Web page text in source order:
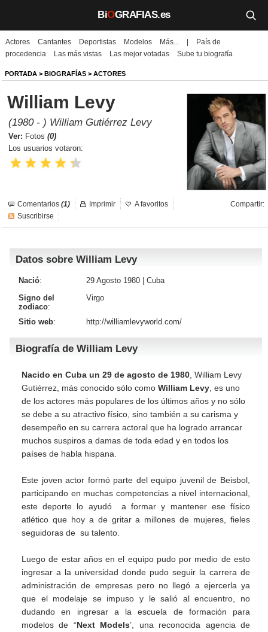
BiOGRAFIAS.es
Biografías
Películas
TV
Música
Un día como hoy
Galerías
Iniciar sesión
Actores Cantantes Deportistas Modelos Más...
País de
procedencia
Las más vistas Las mejor votadas Sube tu biografía
PORTADA > BIOGRAFÍAS > ACTORES
William Levy
(1980 - ) William Gutiérrez Levy
Ver: Fotos (0)
Los usuarios votaron:
Comentarios (1) Compartir:
Imprimir
A favoritos
Suscribirse
Datos sobre William Levy
Nació: 29 Agosto 1980 | Cuba
Signo del
zodiaco:
Virgo
Sitio web: http://williamlevyworld.com/
Biografía de William Levy
Nacido en Cuba un 29 de agosto de 1980 , William Levy
Gutiérrez, más conocido sólo como William Levy , es uno
de los actores más populares de los últimos años y no sólo
se debe a su atractivo físico, sino también a su carisma y
desempeño en su carrera actoral que ha logrado arrancar
muchos suspiros a damas de toda edad y en todos los
países de habla hispana.
Este joven actor formó parte del equipo juvenil de Beisbol,
participando en muchas competencias a nivel internacional,
este deporte lo ayudó a formar y mantener ese físico
atlético que hoy a de gritar a millones de mujeres, fieles
seguidoras de su talento.
Luego de estar años en el equipo pudo por medio de esto
ingresar a la universidad donde pudo seguir la carrera de
administración de empresas pero no llegó a ejercerla ya
que el modelaje se impuso y le salió al encuentro, no
dudando en ingresar a la escuela de formación para
modelos de “Next Models’, una reconocida agencia de